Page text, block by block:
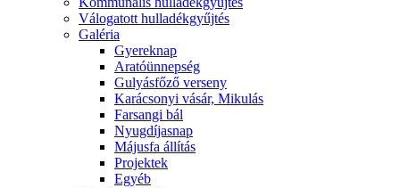
Válogatott hulladékgyűjtés
Galéria
Gyereknap
Aratóünnepség
Gulyásfőző verseny
Karácsonyi vásár, Mikulás
Farsangi bál
Nyugdíjasnap
Májusfa állítás
Projektek
Egyéb